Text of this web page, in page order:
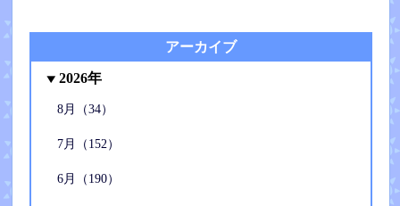
アーカイブ
2026年
8月（34）
7月（152）
6月（190）